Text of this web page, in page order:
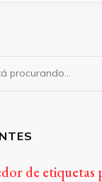
de etiquetas